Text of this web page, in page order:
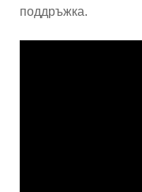
поддръжка.